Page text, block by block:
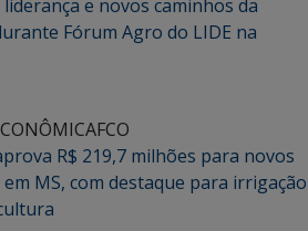
e novos caminhos da
Fórum Agro do LIDE na
FCO
R$ 219,7 milhões para novos
MS, com destaque para irrigação